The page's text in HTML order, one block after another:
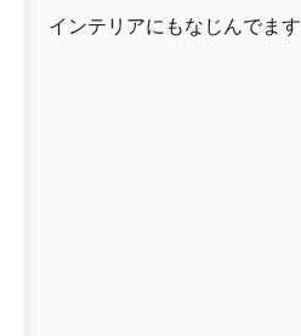
インテリアにもなじんでます